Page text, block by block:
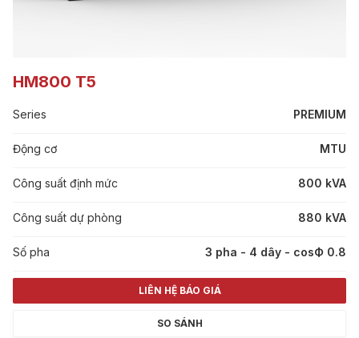
HM800 T5
Series PREMIUM
Động cơ MTU
Công suất định mức 800 kVA
Công suất dự phòng 880 kVA
Số pha 3 pha - 4 dây - cosФ 0.8
LIÊN HỆ BÁO GIÁ
SO SÁNH